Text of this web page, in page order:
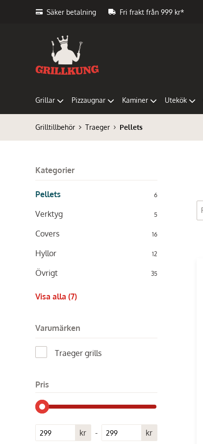
Säker betalning Fri frakt från 999 kr*
Grillar Pizzaugnar Kaminer Utekök
Grilltillbehör Traeger Pellets
Kategorier
Pellets 6
Verktyg 5
Covers 16
Hyllor 12
Övrigt 35
Visa alla (7)
Varumärken
Traeger grills
Pris
kr - kr